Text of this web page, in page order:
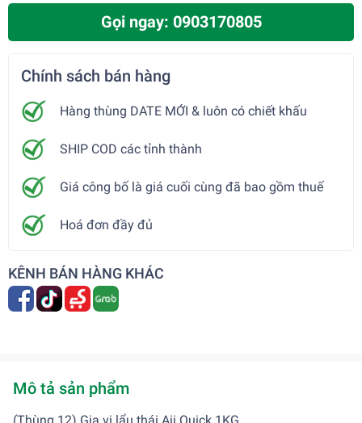
Gọi ngay: 0903170805
Chính sách bán hàng
Hàng thùng DATE MỚI & luôn có chiết khấu
SHIP COD các tỉnh thành
Giá công bố là giá cuối cùng đã bao gồm thuế
Hoá đơn đầy đủ
KÊNH BÁN HÀNG KHÁC
Mô tả sản phẩm